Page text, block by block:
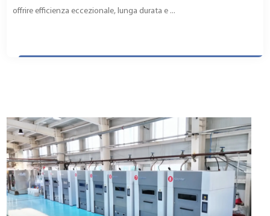
offrire efficienza eccezionale, lunga durata e ...